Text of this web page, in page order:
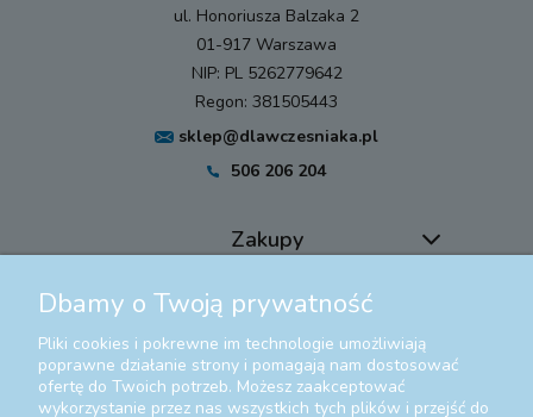
ul. Honoriusza Balzaka 2
01-917 Warszawa
NIP: PL 5262779642
Regon: 381505443
sklep@dlawczesniaka.pl
506 206 204
Zakupy
Pomoc
Moje konto
Dbamy o Twoją prywatność
Pliki cookies i pokrewne im technologie umożliwiają
poprawne działanie strony i pomagają nam dostosować
ofertę do Twoich potrzeb. Możesz zaakceptować
wykorzystanie przez nas wszystkich tych plików i przejść do